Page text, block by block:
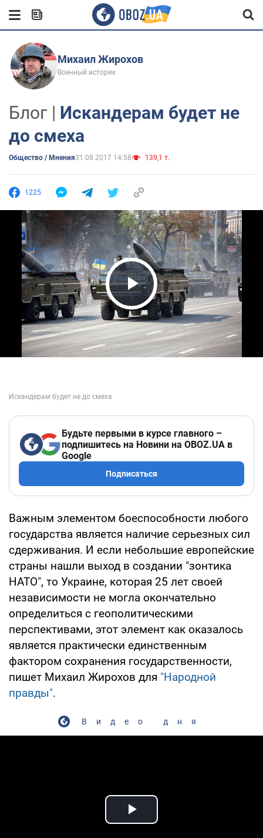
Михаил Жирохов
Военный историк
Блог | Искандерам будет не
до смеха
Общество / Мнения31.08.2017 14:58 139,1 т.
1225
Play Video
Будьте первыми в курсе главного –
подпишитесь на Новини на OBOZ.UA в
Google
Подписаться
Важным элементом боеспособности любого
государства является наличие серьезных сил
сдерживания. И если небольшие европейские
страны нашли выход в создании "зонтика
НАТО", то Украине, которая 25 лет своей
независимости не могла окончательно
определиться с геополитическими
перспективами, этот элемент как оказалось
является практически единственным
фактором сохранения государственности,
пишет Михаил Жирохов для "Народной
правды".
Видео дня
Play Video